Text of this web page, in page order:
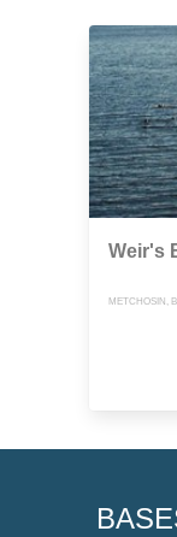
Weir's
METCHOSIN,